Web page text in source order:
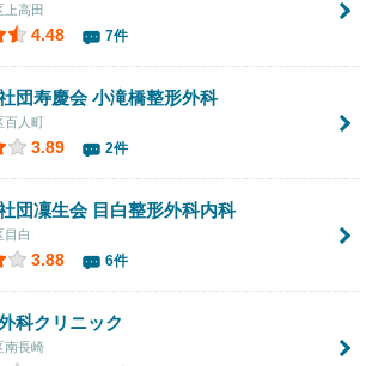
上高田
4.48 7件
団寿慶会小滝橋整形外科
百人町
3.89 2件
団凜生会 目白整形外科内科
目白
3.88 6件
科クリニック
南長崎